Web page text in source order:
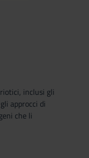
inclusi gli
approcci di
che li